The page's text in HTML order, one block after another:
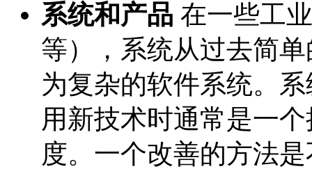
系统和产品 在一些工
等），系统从过去简
为复杂的软件系统。
用新技术时通常是一
度。一个改善的方法